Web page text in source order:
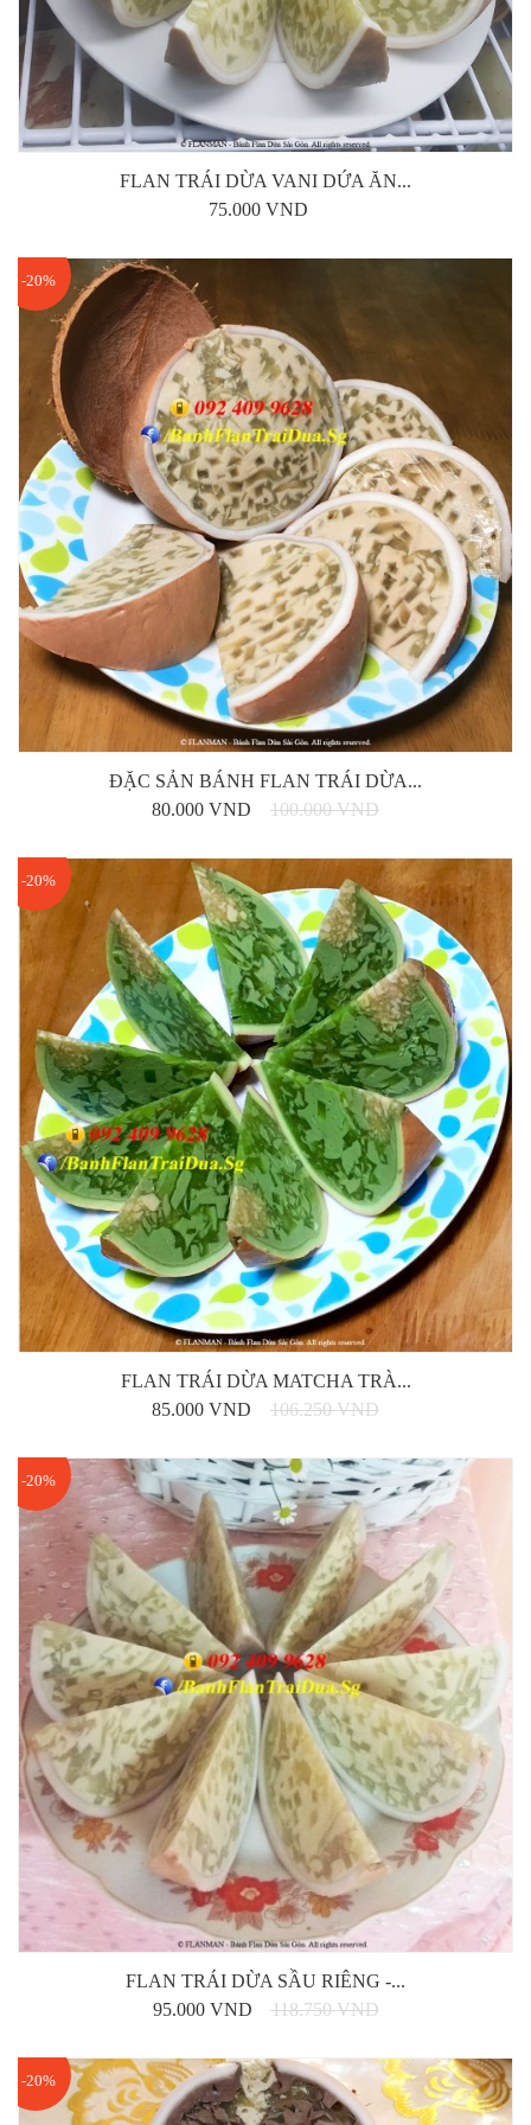
FLAN TRÁI DỪA VANI DỨA ĂN...
75.000 VND
-20%
ĐẶC SẢN BÁNH FLAN TRÁI DỪA...
80.000 VND
100.000 VND
-20%
FLAN TRÁI DỪA MATCHA TRÀ...
85.000 VND
106.250 VND
-20%
FLAN TRÁI DỪA SẦU RIÊNG -...
95.000 VND
118.750 VND
-20%